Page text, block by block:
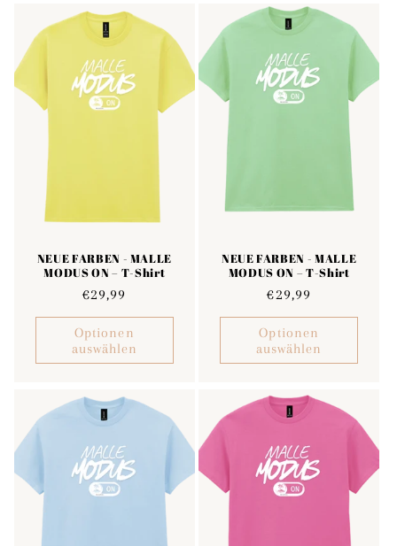
NEUE FARBEN - MALLE
MODUS ON – T-Shirt
Normaler
Preis
€29,99
Optionen
auswählen
NEUE FARBEN - MALLE
MODUS ON – T-Shirt
Normaler
Preis
€29,99
Optionen
auswählen